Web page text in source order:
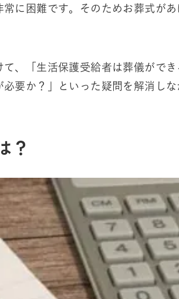
に困難です。そのためお葬式が
、「生活保護受給者は葬儀がで
要か？」といった疑問を解消し
？